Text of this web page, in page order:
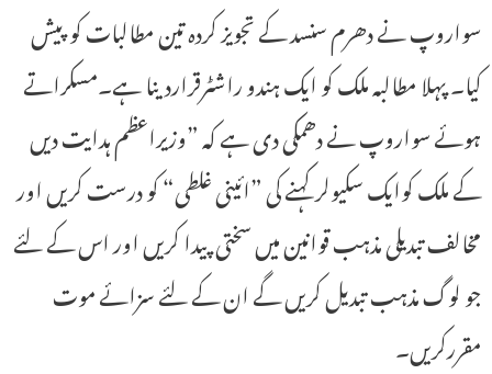
سواروپ نے دھرم سنسد کے تجویز کردہ تین مطالبات کو پیش
کیا۔ پہلا مطالبہ ملک کو ایک ہندو راشٹرقراردینا ہے۔مسکراتے
ہوئے سواروپ نے دھمکی دی ہے کہ ”وزیراعظم ہدایت دیں
کے ملک کوایک سکیولر کہنے کی ”ائینی غلطی“ کو درست کریں اور
مخالف تبدیلی مذہب قوانین میں سختی پیدا کریں اور اس کے لئے
جو لوگ مذہب تبدیل کریں گے ان کے لئے سزائے موت
مقررکریں۔